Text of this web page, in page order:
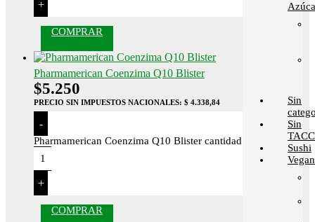
+
COMPRAR
Pharmamerican Coenzima Q10 Blister
$5.250
PRECIO SIN IMPUESTOS NACIONALES: $ 4.338,84
-
Pharmamerican Coenzima Q10 Blister cantidad
+
COMPRAR
Sin
Sin
TACC
Sushi